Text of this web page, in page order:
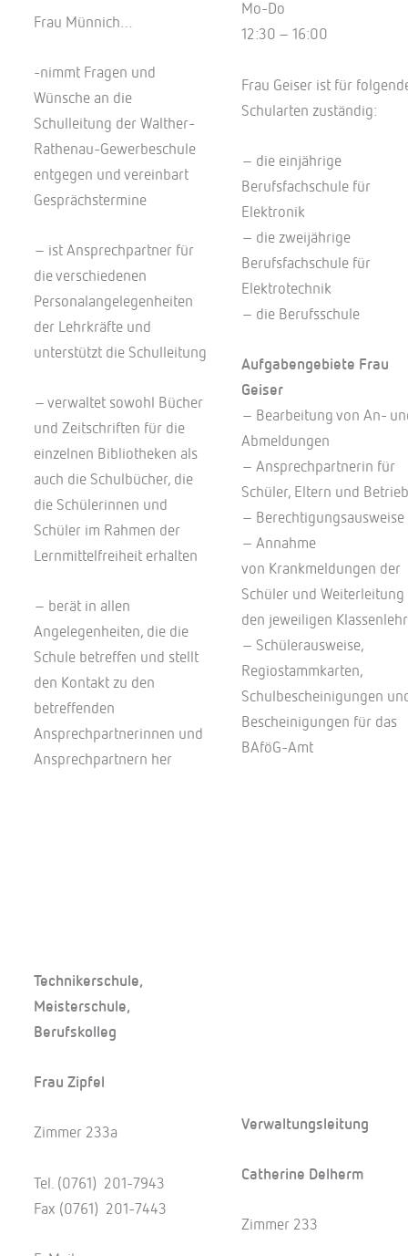
Frau Münnich…
-nimmt Fragen und
Wünsche an die
Schulleitung der Walther-
Rathenau-Gewerbeschule
entgegen und vereinbart
Gesprächstermine
– ist Ansprechpartner für
die verschiedenen
Personalangelegenheiten
der Lehrkräfte und
unterstützt die Schulleitung
– verwaltet sowohl Bücher
und Zeitschriften für die
einzelnen Bibliotheken als
auch die Schulbücher, die
die Schülerinnen und
Schüler im Rahmen der
Lernmittelfreiheit erhalten
– berät in allen
Angelegenheiten, die die
Schule betreffen und stellt
den Kontakt zu den
betreffenden
Ansprechpartnerinnen und
Ansprechpartnern her
Mo-Do
12:30 – 16:00
Frau Geiser ist für
Schularten zuständig:
– die einjährige
Berufsfachschule für
Elektronik
– die zweijährige
Berufsfachschule für
Elektrotechnik
– die Berufsschule
Aufgabengebiete Frau
Geiser
– Bearbeitung von An-
Abmeldungen
– Ansprechpartnerin für
Schüler, Eltern und
– Berechtigungsausweise
– Annahme
von Krankmeldungen der
Schüler und Weiterleitung
den jeweiligen
– Schülerausweise,
Regiostammkarten,
Schulbescheinigungen
Bescheinigungen für das
BAföG-Amt
Technikerschule,
Meisterschule,
Berufskolleg
Frau Zipfel
Zimmer 233a
Tel. (0761) 201-7943
Fax (0761) 201-7443
Verwaltungsleitung
Catherine Delherm
Zimmer 233